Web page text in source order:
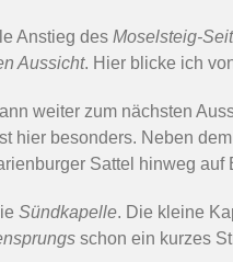
Anstieg des Moselsteig-
Aussicht. Hier blicke ich
weiter zum nächsten
hier besonders. Neben
Sattel hinweg
Sündkapelle. Die kleine
schon ein kurzes